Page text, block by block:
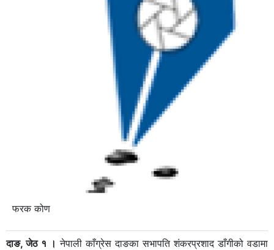
फरक कोण
दाङ, जेठ १ । नेपाली काँग्रेस दाङका सभापति शंकरप्रशाद डाँगीको वडामा